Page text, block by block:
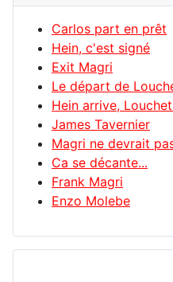
Carlos part en prêt
Hein, c'est signé
Exit Magri
Le départ de
Hein arrive,
James Tavernier
Magri ne devrait
Ca se décante...
Frank Magri
Enzo Molebe